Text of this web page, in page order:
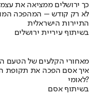
כך ירושלים ממציאה את
לא רק קודש – המהפכה
התיירות הישראלית
בשיתוף עיריית ירושלים
מאחורי הקלעים של הטעם
לאומי?
בשיתוף אסם